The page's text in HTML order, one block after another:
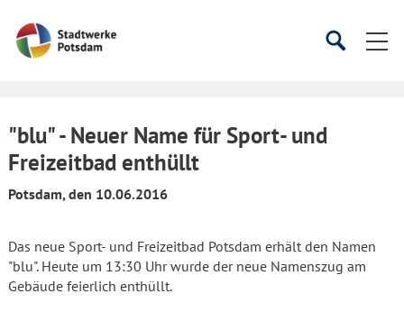
Startseite
SucheSuche
"blu" - Neuer Name für Sport- und
Freizeitbad enthüllt
Potsdam, den 10.06.2016
Das neue Sport- und Freizeitbad Potsdam erhält den Namen
"blu". Heute um 13:30 Uhr wurde der neue Namenszug am
Gebäude feierlich enthüllt.